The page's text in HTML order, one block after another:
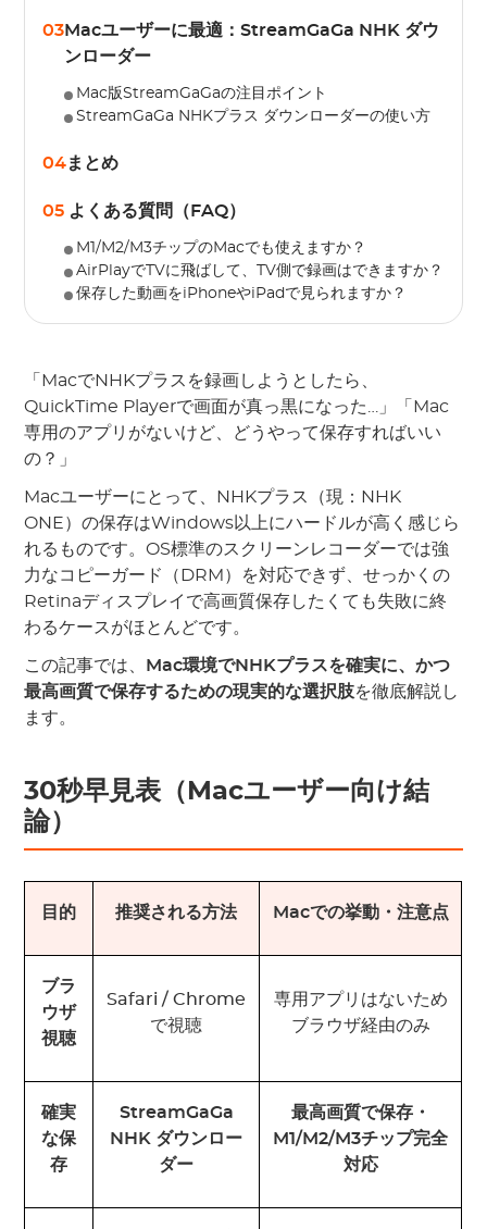
03Macユーザーに最適：StreamGaGa NHK ダウ
ンローダー
Mac版StreamGaGaの注目ポイント
StreamGaGa NHKプラス ダウンローダーの使い方
04まとめ
05 よくある質問（FAQ）
M1/M2/M3チップのMacでも使えますか？
AirPlayでTVに飛ばして、TV側で録画はできますか？
保存した動画をiPhoneやiPadで見られますか？
「MacでNHKプラスを録画しようとしたら、
QuickTime Playerで画面が真っ黒になった…」「Mac
専用のアプリがないけど、どうやって保存すればいい
の？」
Macユーザーにとって、NHKプラス（現：NHK
ONE）の保存はWindows以上にハードルが高く感じら
れるものです。OS標準のスクリーンレコーダーでは強
力なコピーガード（DRM）を対応できず、せっかくの
Retinaディスプレイで高画質保存したくても失敗に終
わるケースがほとんどです。
この記事では、 Mac環境でNHKプラスを確実に、かつ
最高画質で保存するための現実的な選択肢を徹底解説し
ます。
30秒早見表（Macユーザー向け結
論）
目的 推奨される方法 Macでの挙動・ 注意点
ブラ
ウザ
視聴
Safari / Chrome
で視聴
専用アプリはないため
ブラウザ経由のみ
確実
な保
存
StreamGaGa
NHK ダウンロー
ダー
最高画質で保存・
M1/M2/M3チップ完全
対応